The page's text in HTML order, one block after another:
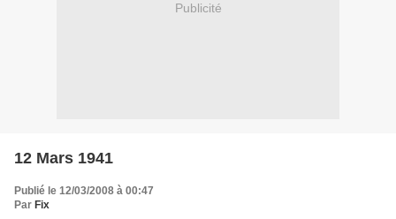
Publicité
12 Mars 1941
Publié le 12/03/2008 à 00:47
Par Fix